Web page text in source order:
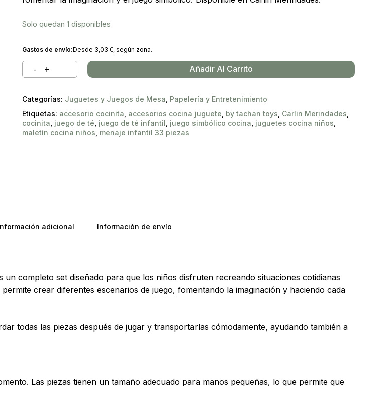
to close
Solo quedan 1 disponibles
Gastos de envío:Desde 3,03 €, según zona.
Añadir Al Carrito
Categorías: Juguetes y Juegos de Mesa Papelería y Entretenimiento
Etiquetas: accesorio cocinita accesorios cocina juguete by tachan toys Carlin Merindades
cocinita juego de té juego de té infantil juego simbólico cocina juguetes cocina niños
maletín cocina niños menaje infantil 33 piezas
adicional Información de envío
un completo set diseñado para que los niños disfruten recreando situaciones cotidianas
permite crear diferentes escenarios de juego, fomentando la imaginación y haciendo cada
todas las piezas después de jugar y transportarlas cómodamente, ayudando también a
Las piezas tienen un tamaño adecuado para manos pequeñas, lo que permite que